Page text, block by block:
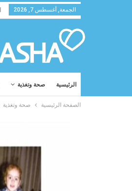
الجمعة, أغسطس 7, 2026
الرئيسية صحة وتغذية
الصفحة الرئيسية صحة وتغذية